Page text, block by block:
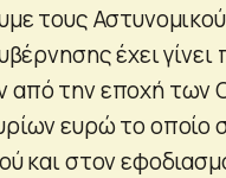
τους
έχει
από την εποχή των
ευρώ το οποίο
και στον